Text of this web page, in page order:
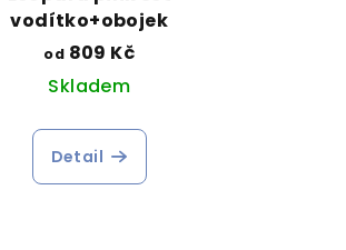
vodítko+obojek
od 809 Kč
Skladem
Detail